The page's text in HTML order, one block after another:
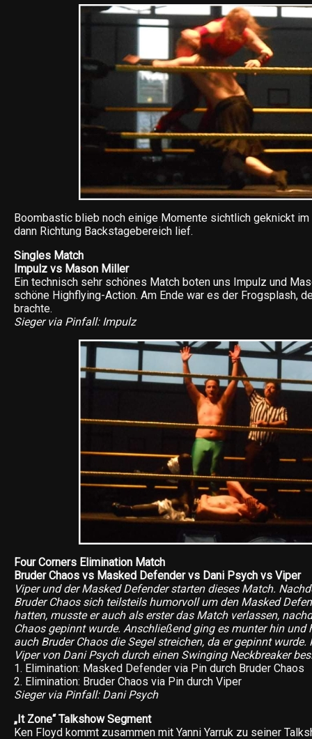
Boombastic blieb noch einige Momente sichtlich geknickt im
dann Richtung Backstagebereich lief.
Singles Match
Impulz vs Mason Miller
Ein technisch sehr schönes Match boten uns Impulz und
schöne Highflying-Action. Am Ende war es der Frogsplash,
brachte.
Sieger via Pinfall: Impulz
Four Corners Elimination Match
Bruder Chaos vs Masked Defender vs Dani Psych vs Viper
Viper und der Masked Defender starten dieses Match.
Bruder Chaos sich teilsteils humorvoll um den Masked
hatten, musste er auch als erster das Match verlassen,
Chaos gepinnt wurde. Anschließend ging es munter hin und
auch Bruder Chaos die Segel streichen, da er gepinnt
Viper von Dani Psych durch einen Swinging Neckbreaker
1. Elimination: Masked Defender via Pin durch Bruder Chaos
2. Elimination: Bruder Chaos via Pin durch Viper
Sieger via Pinfall: Dani Psych
„It Zone“ Talkshow Segment
Ken Floyd kommt zusammen mit Yanni Yarruk zu seiner